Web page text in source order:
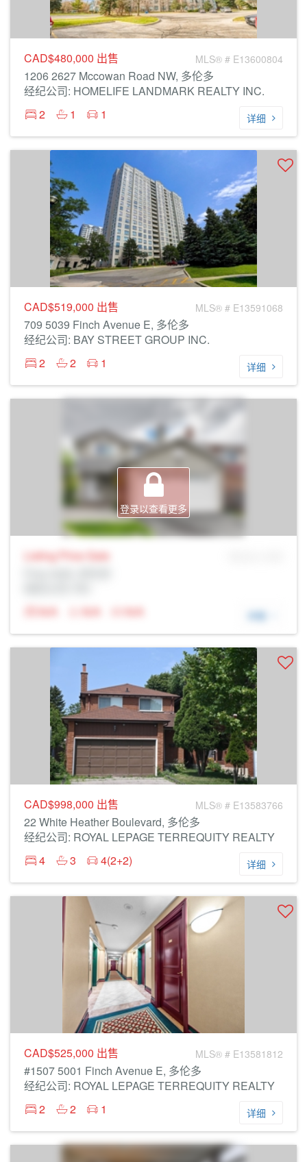
CAD$480,000 出售 MLS® # E13600804
1206 2627 Mccowan Road NW, 多伦多
经纪公司: HOMELIFE LANDMARK REALTY INC.
2
1 1 详细
CAD$519,000 出售 MLS® # E13591068
709 5039 Finch Avenue E, 多伦多
经纪公司: BAY STREET GROUP INC.
2
2 1 详细
登录以查看更多
Listing Price Sale
N/A
N/A N/A 详细
CAD$998,000 出售 MLS® # E13583766
22 White Heather Boulevard, 多伦多
经纪公司: ROYAL LEPAGE TERREQUITY REALTY
4
3 4(2+2) 详细
CAD$525,000 出售 MLS® # E13581812
#1507 5001 Finch Avenue E, 多伦多
经纪公司: ROYAL LEPAGE TERREQUITY REALTY
2
2 1 详细